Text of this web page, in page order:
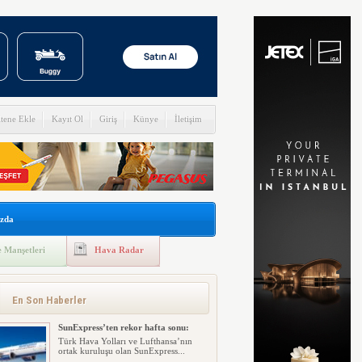
Ekle Kayıt Ol Giriş Künye İletişim
Manşetleri Hava Radar
En Son Haberler
SunExpress’ten rekor hafta sonu:
Türk Hava Yolları ve Lufthansa’nın
ortak kuruluşu olan SunExpress...